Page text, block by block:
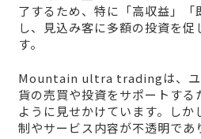
了するため、特に「高収益」「
し、見込み客に多額の投資を
す。
Mountain ultra tradingは、ユ
貨の売買や投資をサポートする
ように見せかけています。しか
制やサービス内容が不透明であ